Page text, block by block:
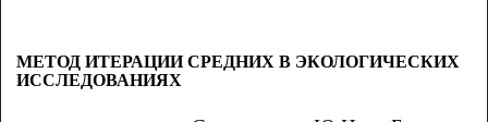
МЕТОД ИТЕРАЦИИ СРЕДНИХ В ЭКОЛОГИЧЕСКИХ
ИССЛЕДОВАНИЯХ